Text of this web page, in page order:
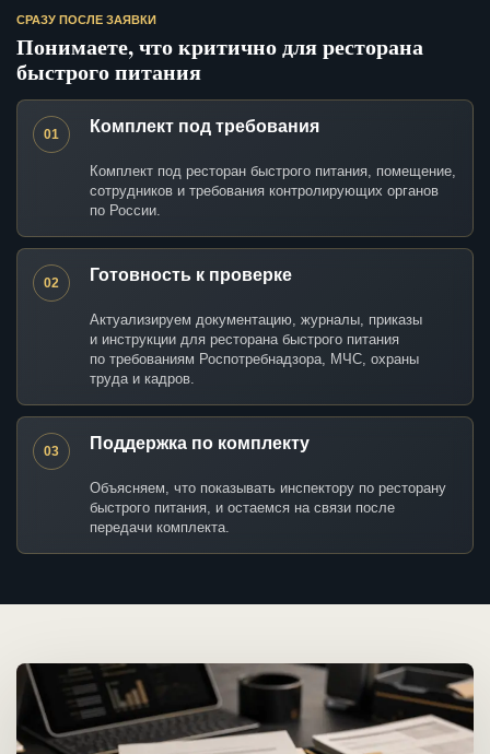
СРАЗУ ПОСЛЕ ЗАЯВКИ
Понимаете, что критично для ресторана
быстрого питания
01 Комплект под требования
Комплект под ресторан быстрого питания, помещение,
сотрудников и требования контролирующих органов
по России.
02 Готовность к проверке
Актуализируем документацию, журналы, приказы
и инструкции для ресторана быстрого питания
по требованиям Роспотребнадзора, МЧС, охраны
труда и кадров.
03 Поддержка по комплекту
Объясняем, что показывать инспектору по ресторану
быстрого питания, и остаемся на связи после
передачи комплекта.